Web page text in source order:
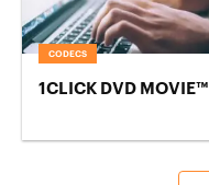
CODECS
1CLICK DVD MOVIE™